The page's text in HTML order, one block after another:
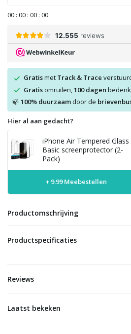
00 : 00 : 00 : 00
Gratismet Track & Trace
Gratisomruilen, 100 dagen
🍃 100% duurzaamdoor de
Hier al aan gedacht?
iPhone Air Tempered Glass
Basic screenprotector (2-
Pack)
+ 9.99 Meebestellen
Productomschrijving
Productspecificaties
Reviews
Laatst bekeken